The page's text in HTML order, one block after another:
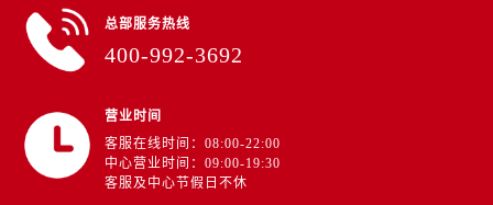
总部服务热线
400-992-3692
营业时间
客服在线时间：08:00-22:00
中心营业时间：09:00-19:30
客服及中心节假日不休